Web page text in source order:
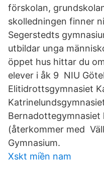
förskolan,
skolledningen finner
Segerstedts
utbildar unga
öppet hus hittar du
elever i åk 9 NIU
Elitidrottsgymnasiet
Bernadottegymnasiet
(återkommer med
Gymnasium.
Xskt miền nam